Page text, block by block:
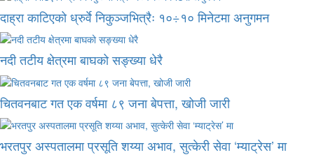
दाह्रा काटिएको ध्रुर्वे निकुञ्जभित्रैः १०÷१० मिनेटमा अनुगमन
नदी तटीय क्षेत्रमा बाघको सङ्ख्या धेरै
चितवनबाट गत एक वर्षमा ८९ जना बेपत्ता, खोजी जारी
भरतपुर अस्पतालमा प्रसूति शय्या अभाव, सुत्केरी सेवा ‘म्याट्रेस’ मा